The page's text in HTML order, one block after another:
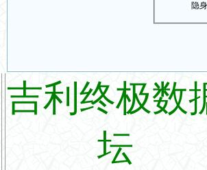
隐
吉利终极数
坛